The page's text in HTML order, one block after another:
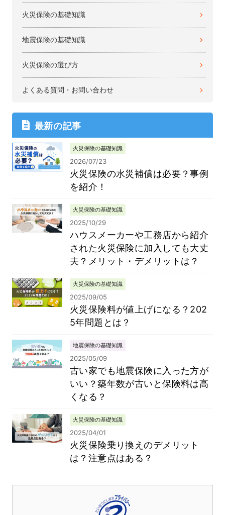
火災保険の基礎知識
地震保険の基礎知識
火災保険の選び方
よくある質問・お問い合わせ
最新の記事
火災保険の基礎知識
2026/07/23
火災保険の水災補償は必要？事例
を紹介！
火災保険の基礎知識
2025/10/29
ハウスメーカーや工務店から紹介
された火災保険に加入しても大丈
夫？メリット・デメリットは？
火災保険の基礎知識
2025/09/05
火災保険料が値上げになる？202
5年問題とは？
地震保険の基礎知識
2025/05/09
古い家でも地震保険に入った方が
いい？築年数が古いと保険料は高
くなる？
火災保険の基礎知識
2025/04/01
火災保険乗り換えのデメリット
は？注意点はある？